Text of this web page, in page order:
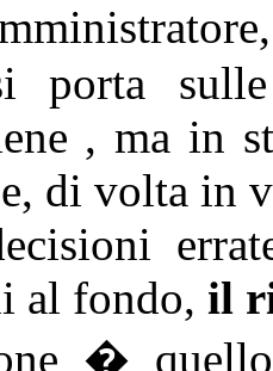
porta
, ma in
di volta in
al fondo, il
�